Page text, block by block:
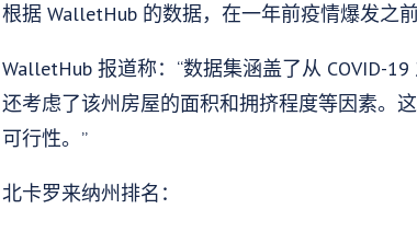
根据 WalletHub 的数据，在一年前疫情爆发之
WalletHub 报道称：“数据集涵盖了从 COVID-
还考虑了该州房屋的面积和拥挤程度等因素。
可行性。”
北卡罗来纳州排名：